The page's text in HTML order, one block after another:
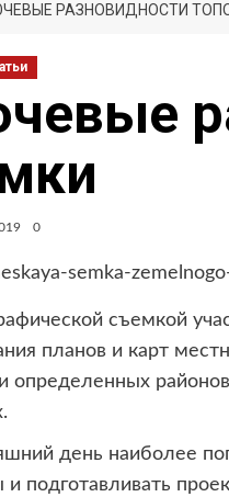
РАЗНОВИДНОСТИ
0
съемкой
планов и карт
определенных
день наиболее
подготавливать